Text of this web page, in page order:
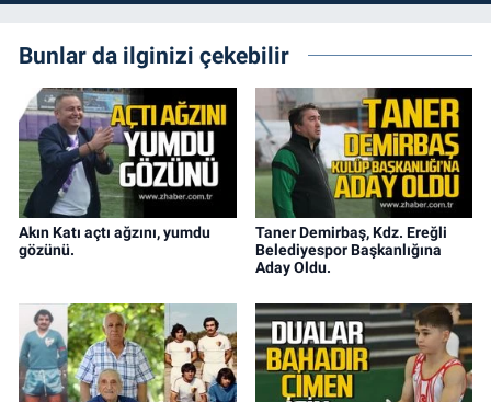
Bunlar da ilginizi çekebilir
Akın Katı açtı ağzını, yumdu
gözünü.
Taner Demirbaş, Kdz. Ereğli
Belediyespor Başkanlığına
Aday Oldu.